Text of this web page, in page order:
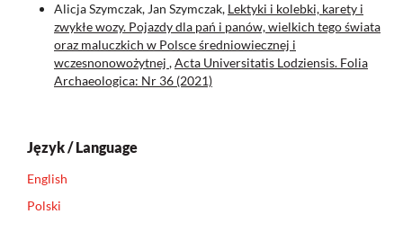
Alicja Szymczak, Jan Szymczak, Lektyki i kolebki, karety i
zwykłe wozy. Pojazdy dla pań i panów, wielkich tego świata
oraz maluczkich w Polsce średniowiecznej i
wczesnonowożytnej ,Acta Universitatis Lodziensis. Folia
Archaeologica: Nr 36 (2021)
Język / Language
English
Polski